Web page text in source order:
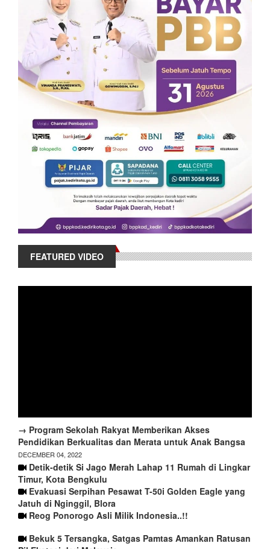
FEATURED VIDEO
→ Program Sekolah Rakyat Memberikan Akses
Pendidikan Berkualitas dan Merata untuk Anak Bangsa
DECEMBER 04, 2022
Detik-detik Si Jago Merah Lahap 11 Rumah di Lingkar
Timur, Kota Bengkulu
Evakuasi Serpihan Pesawat T-50i Golden Eagle yang
Jatuh di Nginggil, Blora
Reog Ponorogo Asli Milik Indonesia..!!
Bekuk 5 Tersangka, Satgas Pamtas Amankan Ratusan